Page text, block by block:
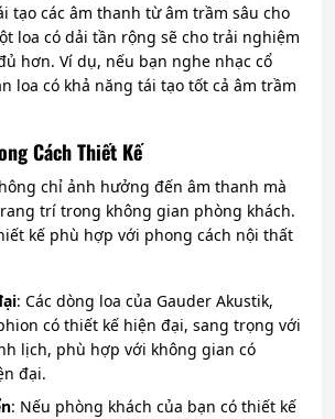
tạo các âm thanh từ âm trầm sâu cho
loa có dải tần rộng sẽ cho trải nghiệm
hơn. Ví dụ, nếu bạn nghe nhạc cổ
loa có khả năng tái tạo tốt cả âm trầm
Cách Thiết Kế
chỉ ảnh hưởng đến âm thanh mà
trí trong không gian phòng khách.
kế phù hợp với phong cách nội thất
: Các dòng loa của Gauder Akustik,
có thiết kế hiện đại, sang trọng với
lịch, phù hợp với không gian có
đại.
: Nếu phòng khách của bạn có thiết kế